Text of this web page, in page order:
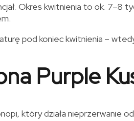
Okres kwitnienia to ok. 7–8
pod koniec kwitnienia –
Purple
który działa nieprzerwanie od